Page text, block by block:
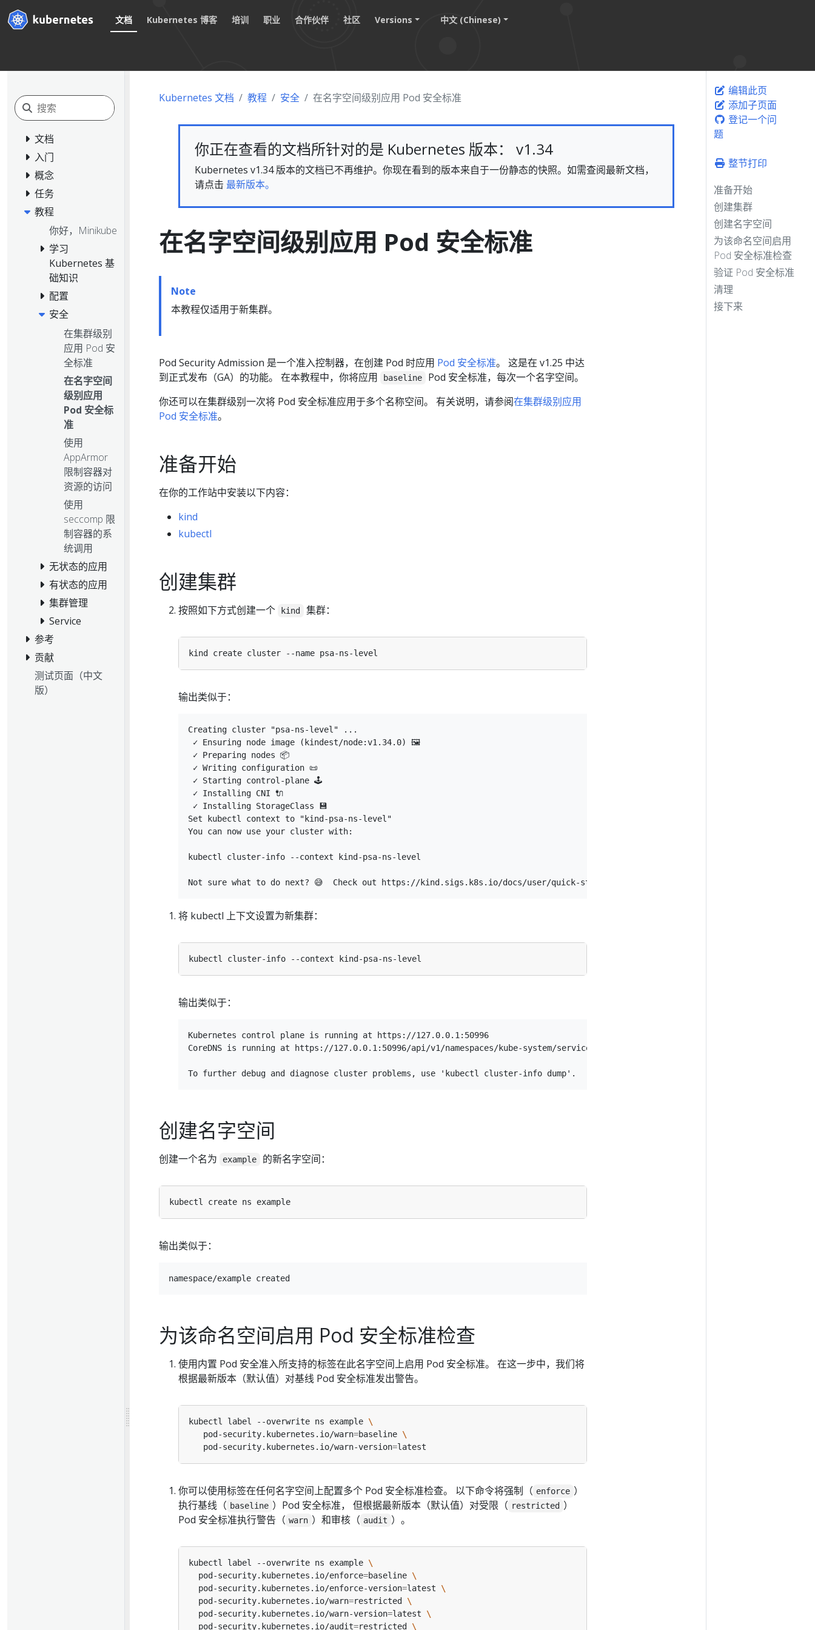
文档 Kubernetes 博客 培训 职业 合作伙伴 社区 Versions 中文 (Chinese)
文档
入门
概念
任务
教程
你好，Minikube
学习
Kubernetes 基
础知识
配置
安全
在集群级别
应用 Pod 安
全标准
在名字空间
级别应用
Pod 安全标
准
使用
AppArmor
限制容器对
资源的访问
使用
seccomp 限
制容器的系
统调用
无状态的应用
有状态的应用
集群管理
Service
参考
贡献
测试页面（中文
版）
Kubernetes 文档 教程 安全 在名字空间级别应用 Pod 安全标准
你正在查看的文档所针对的是 Kubernetes 版本： v1.34
Kubernetes v1.34 版本的文档已不再维护。你现在看到的版本来自于一份静态的快照。如需查阅最新文档，
请点击 最新版本。
在名字空间级别应用 Pod 安全标准
Note
本教程仅适用于新集群。
Pod Security Admission 是一个准入控制器，在创建 Pod 时应用 Pod 安全标准。 这是在 v1.25 中达
到正式发布（GA）的功能。 在本教程中，你将应用
baseline
Pod 安全标准，每次一个名字空间。
你还可以在集群级别一次将 Pod 安全标准应用于多个名称空间。 有关说明，请参阅在集群级别应用
Pod 安全标准。
准备开始
在你的工作站中安装以下内容：
kind
kubectl
创建集群
按照如下方式创建一个 kind 集群：
输出类似于：
Creating cluster "psa-ns-level" ...
✓ Ensuring node image (kindest/node:v1.34.0) 🖼
✓ Preparing nodes 📦
✓ Writing configuration 📜
✓ Starting control-plane 🕹️
✓ Installing CNI 🔌
✓ Installing StorageClass 💾
Set kubectl context to "kind-psa-ns-level"
You can now use your cluster with:
kubectl cluster-info --context kind-psa-ns-level
将 kubectl 上下文设置为新集群：
输出类似于：
Kubernetes control plane is running at https://127.0.0.1:50996
CoreDNS is running at https://127.0.0.1:50996/api/v1/namespaces/kube-system/services/kube-dns:dns/proxy
创建名字空间
创建一个名为 example 的新名字空间：
输出类似于：
为该命名空间启用 Pod 安全标准检查
使用内置 Pod 安全准入所支持的标签在此名字空间上启用 Pod 安全标准。 在这一步中，我们将
根据最新版本（默认值）对基线 Pod 安全标准发出警告。
kubectl label --overwrite ns example
   pod-security.kubernetes.io/warn
=baseline
   pod-security.kubernetes.io/warn-version
=
你可以使用标签在任何名字空间上配置多个 Pod 安全标准检查。 以下命令将强制（ enforce ）
执行基线（ baseline ）Pod 安全标准， 但根据最新版本（默认值）对受限（ restricted ）
Pod 安全标准执行警告（ warn ）和审核（ audit ）。
kubectl label --overwrite ns example
  pod-security.kubernetes.io/enforce
=baseline
  pod-security.kubernetes.io/enforce-version
=latest
  pod-security.kubernetes.io/warn
=restricted
  pod-security.kubernetes.io/warn-version
=latest
  pod-security.kubernetes.io/audit
=restricted
编辑此页
添加子页面
登记一个问
题
整节打印
准备开始
创建集群
创建名字空间
为该命名空间启用
Pod 安全标准检查
验证 Pod 安全标准
清理
接下来